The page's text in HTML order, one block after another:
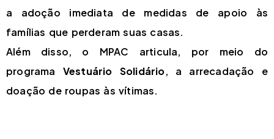
a adoção imediata de medidas de apoio às
famílias que perderam suas casas.
Além disso, o MPAC articula, por meio do
programa Vestuário Solidário, a arrecadação e
doação de roupas às vítimas.